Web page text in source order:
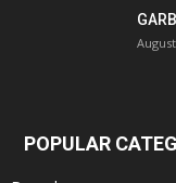
POPULAR